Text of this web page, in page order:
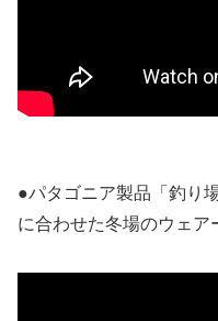
●パタゴニア製品「釣り
に合わせた冬場のウェア